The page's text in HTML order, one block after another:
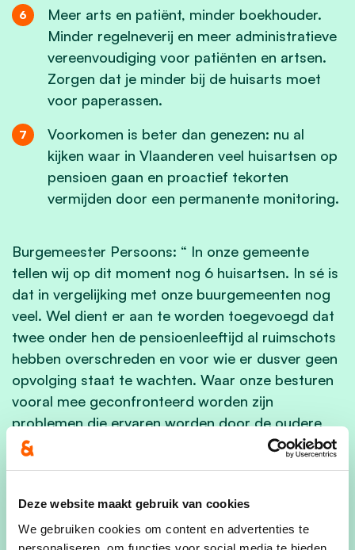
Deze website maakt gebruik van cookies
We gebruiken cookies om content en advertenties te
Meer arts en patiënt, minder boekhouder.
Minder regelneverij en meer administratieve
vereenvoudiging voor patiënten en artsen.
Zorgen dat je minder bij de huisarts moet
voor paperassen.
Voorkomen is beter dan genezen: nu al
kijken waar in Vlaanderen veel huisartsen op
pensioen gaan en proactief tekorten
vermijden door een permanente monitoring.
Burgemeester Persoons: “ In onze gemeente
tellen wij op dit moment nog 6 huisartsen. In sé is
dat in vergelijking met onze buurgemeenten nog
veel. Wel dient er aan te worden toegevoegd dat
twee onder hen de pensioenleeftijd al ruimschots
hebben overschreden en voor wie er dusver geen
opvolging staat te wachten. Waar onze besturen
vooral mee geconfronteerd worden zijn
problemen die ervaren worden door de oudere
bevolking die naast de gezondheidsproblemen
alarmbel trekken zijn de nieuwe inwoners. Zij
botsen op een ‘patiëntenstop’, een situatie waar